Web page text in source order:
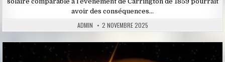
avoir des conséquences…
ADMIN 2 NOVEMBRE 2025